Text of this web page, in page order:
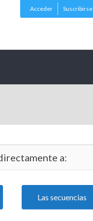
Acceder Suscribirse
a:
Las secuencias